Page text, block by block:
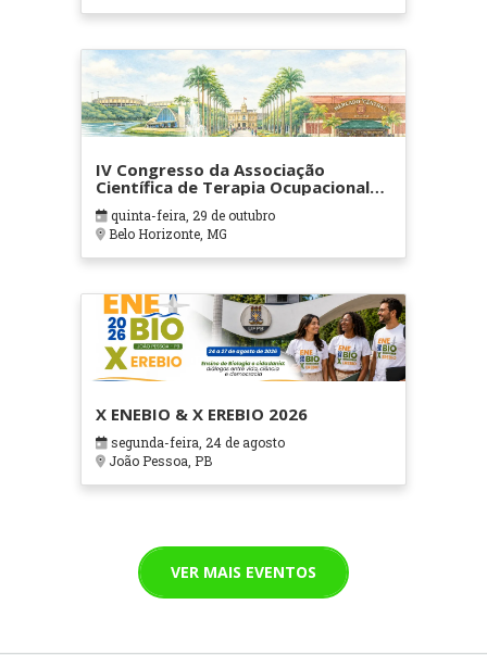
IV Congresso da Associação
Científica de Terapia Ocupacional
em Contextos Hospitalares e
Cuidados Paliativos - ATOHOSP
quinta-feira, 29 de outubro
Belo Horizonte, MG
X ENEBIO & X EREBIO 2026
segunda-feira, 24 de agosto
João Pessoa, PB
VER MAIS EVENTOS